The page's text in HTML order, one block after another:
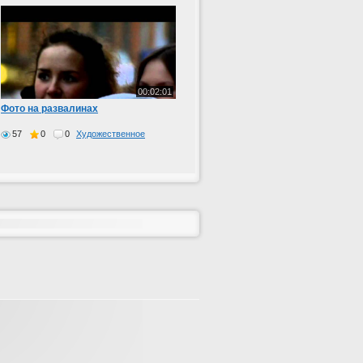
00:02:01
Фото на развалинах
57 0 0 Художественное